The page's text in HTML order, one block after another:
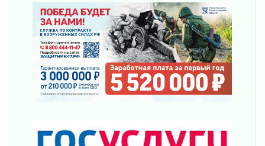
Строительные компании Ленобласти
подняли зарплаты почти на 40% за год
03 августа 2026
Шесть новых жизней в честь дня рождения
Ленинградской области
03 августа 2026
Уроки безопасности для детей и взрослых
десантных войск
02 августа 2026